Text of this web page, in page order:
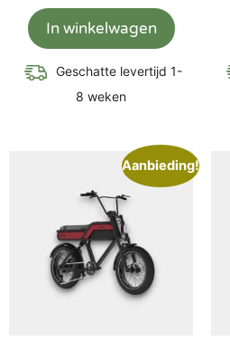
In winkelwagen
Geschatte levertijd 1-
8 weken
Aanbieding!